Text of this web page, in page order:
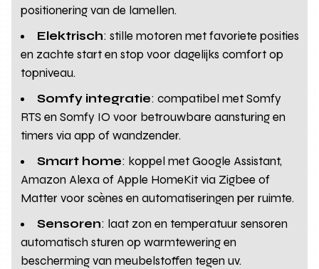
positionering van de lamellen.
Elektrisch: stille motoren met favoriete posities
en zachte start en stop voor dagelijks comfort op
topniveau.
Somfy integratie: compatibel met Somfy
RTS en Somfy IO voor betrouwbare aansturing en
timers via app of wandzender.
Smart home: koppel met Google Assistant,
Amazon Alexa of Apple HomeKit via Zigbee of
Matter voor scènes en automatiseringen per ruimte.
Sensoren: laat zon en temperatuur sensoren
automatisch sturen op warmtewering en
bescherming van meubelstoffen tegen uv.